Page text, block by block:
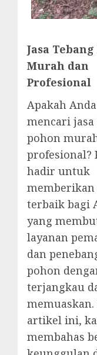
Jasa
Murah dan
Profesional
Apakah
mencari jasa
pohon
profesional?
hadir untuk
terbaik bagi
yang
layanan
dan
pohon
terjangkau
memuaskan.
artikel ini,
membahas